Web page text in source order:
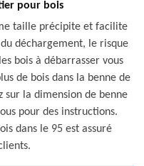
pour bois
taille précipite et facilite
déchargement, le risque
bois à débarrasser vous
de bois dans la benne de
sur la dimension de benne
pour des instructions.
dans le 95 est assuré